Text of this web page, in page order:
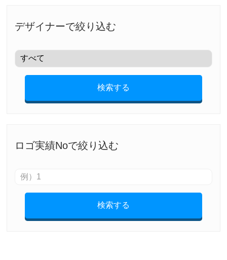
デザイナーで絞り込む
検索する
ロゴ実績Noで絞り込む
検索する